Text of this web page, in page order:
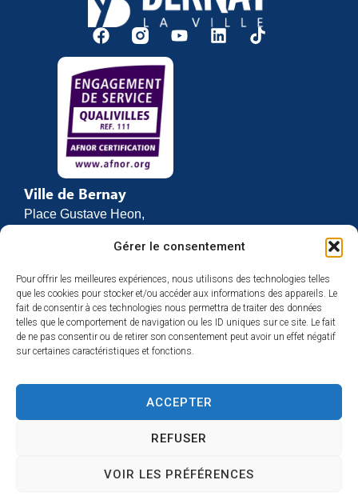
Gérer le consentement
Pour offrir les meilleures expériences, nous utilisons des technologies telles
que les cookies pour stocker et/ou accéder aux informations des appareils. Le
fait de consentir à ces technologies nous permettra de traiter des données
telles que le comportement de navigation ou les ID uniques sur ce site. Le fait
de ne pas consentir ou de retirer son consentement peut avoir un effet négatif
sur certaines caractéristiques et fonctions.
ACCEPTER
REFUSER
VOIR LES PRÉFÉRENCES
Ville de Bernay
Place Gustave Heon,
27307 BERNAY
02 32 46 63 00
Contact
Horaires d’ouverture
Du lundi au vendredi :
et de 13h30 à 17h